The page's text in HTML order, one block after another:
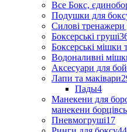
Все Бокс,
Подушки для
Силові тренажери
Боксерські груші
Боксерські мішки
Водоналивні
Аксесуари для
Лапи та маківари
Пады4
Манекени для
манекени
Пневмогруші17